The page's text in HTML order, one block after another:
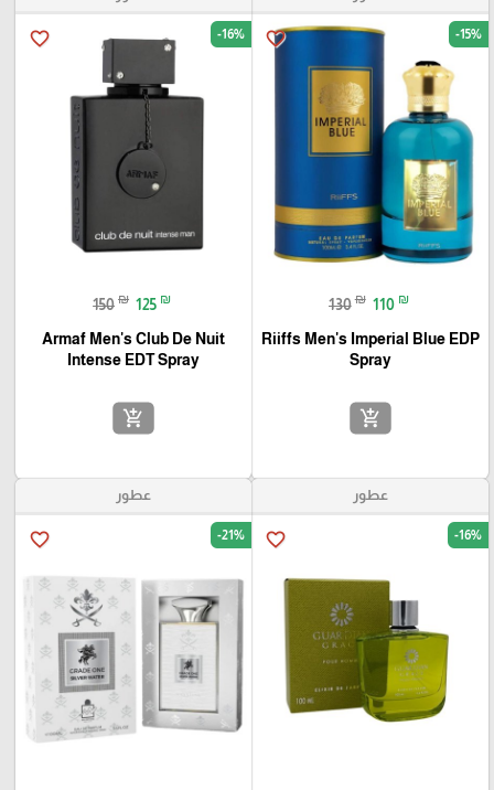
favorite_border -15%
130 ₪ 110 ₪
Riiffs Men's Imperial Blue EDP
Spray
add_shopping_cart
favorite_border -16%
150 ₪ 125 ₪
Armaf Men's Club De Nuit
Intense EDT Spray
add_shopping_cart
عطور
favorite_border -16%
عطور
favorite_border -21%